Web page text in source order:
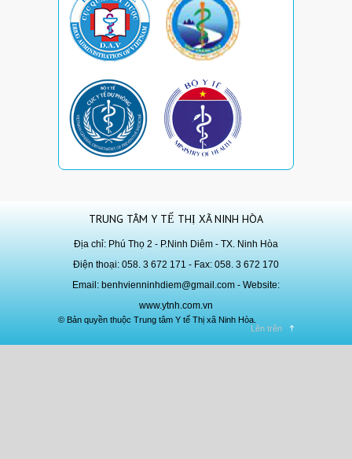
TRUNG TÂM Y TẾ THỊ XÃ NINH HÒA
Địa chỉ: Phú Thọ 2 - P.Ninh Diêm - TX. Ninh Hòa
Điện thoại: 058. 3 672 171 - Fax: 058. 3 672 170
Email: benhvienninhdiem@gmail.com - Website:
www.ytnh.com.vn
© Bản quyền thuộc Trung tâm Y tế Thị xã Ninh Hòa.
Lên trên